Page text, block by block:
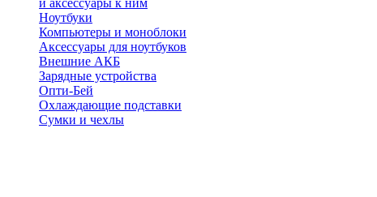
и аксессуары к ним
Ноутбуки
Компьютеры и моноблоки
Аксессуары для ноутбуков
Внешние АКБ
Зарядные устройства
Опти-Бей
Охлаждающие подставки
Сумки и чехлы